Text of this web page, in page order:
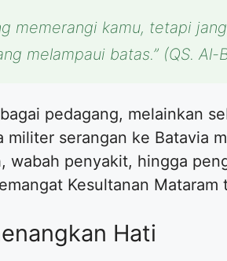
memerangi kamu, tetapi
melampaui batas.” (QS. Al-
pedagang, melainkan
serangan ke Batavia
penyakit, hingga
Kesultanan Mataram
Hati